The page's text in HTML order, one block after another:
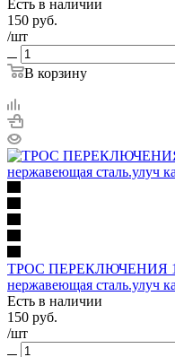
Есть в наличии
150 руб.
/шт
В корзину
ТРОС ПЕРЕКЛЮЧЕНИЯ 1,2
нержавеющая сталь.улуч
Есть в наличии
150 руб.
/шт